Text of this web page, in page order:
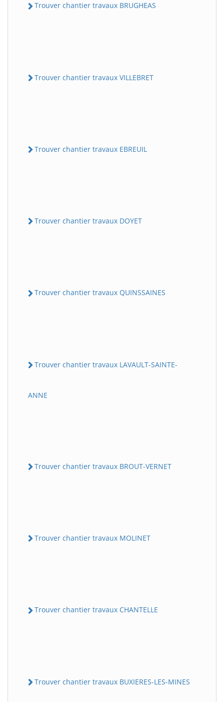
Trouver chantier travaux BRUGHEAS
Trouver chantier travaux VILLEBRET
Trouver chantier travaux EBREUIL
Trouver chantier travaux DOYET
Trouver chantier travaux QUINSSAINES
Trouver chantier travaux LAVAULT-SAINTE-
ANNE
Trouver chantier travaux BROUT-VERNET
Trouver chantier travaux MOLINET
Trouver chantier travaux CHANTELLE
Trouver chantier travaux BUXIERES-LES-MINES